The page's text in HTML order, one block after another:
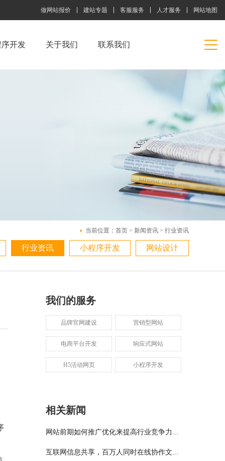
做网站报价 建站专题 客服服务 人才服务 网站地图
开发 关于我们 联系我们
当前位置： 首页 > 新闻资讯 > 行业资讯
行业资讯 小程序开发 网站设计
我们的服务
品牌官网建设 营销型网站
电商平台开发 响应式网站
H5活动网页 小程序开发
相关新闻
网站前期如何推广优化来提高行业竞争力...
互联网信息共享，百万人同时在线协作文...